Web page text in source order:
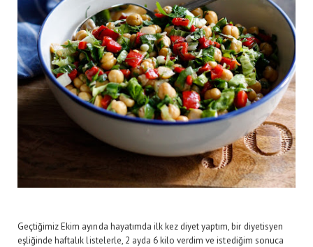
Geçtiğimiz Ekim ayında hayatımda ilk kez diyet yaptım, bir diyetisyen
eşliğinde haftalık listelerle, 2 ayda 6 kilo verdim ve istediğim sonuca